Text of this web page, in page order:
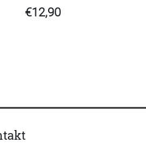
€12,90